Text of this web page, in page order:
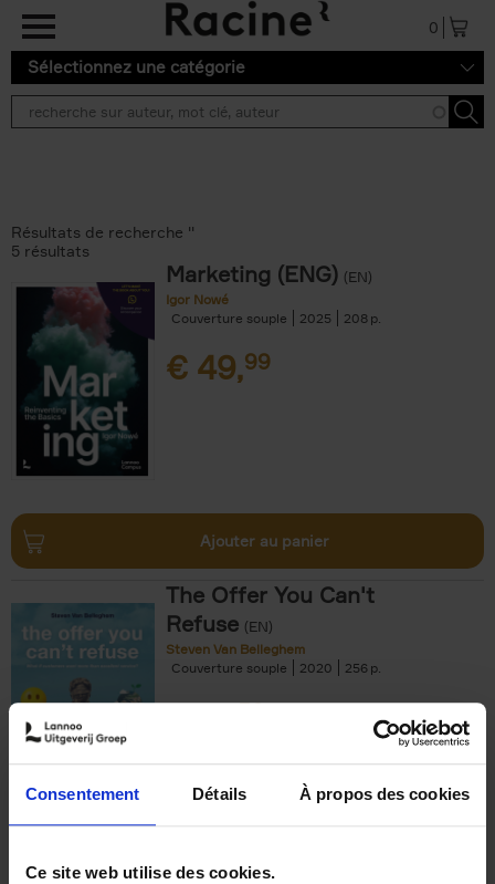
Consentement Détails À propos des cookies
Ce site web utilise des cookies.
Aller au contenu principal
0
Sélectionnez une catégorie
Résultats de recherche ''
5 résultats
Marketing (ENG) (EN)
Igor Nowé
Couverture souple
2025 208
€ 49,99
Ajouter au panier
The Offer You Can't
Refuse (EN)
Steven Van Belleghem
Couverture souple
2020 256
€37,50